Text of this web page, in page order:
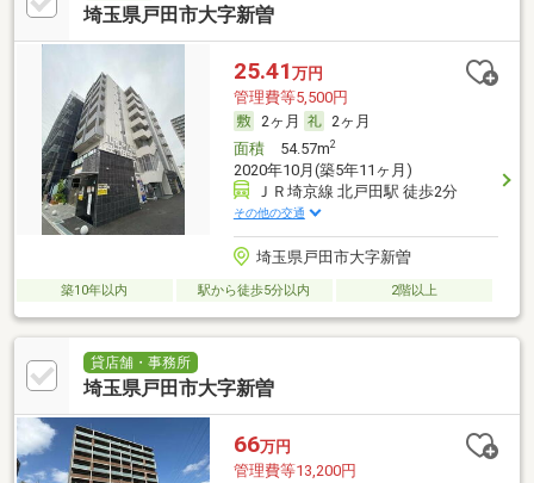
埼玉県戸田市大字新曽
25.41 万円
管理費等5,500円
2ヶ月
2ヶ月
面積54.57m2
2020年10月(築5年11ヶ月)
ＪＲ埼京線 北戸田駅 徒歩2分
その他の交通
埼玉県戸田市大字新曽
築10年以内 駅から徒歩5分以内 2階以上
貸店舗・事務所
埼玉県戸田市大字新曽
66万円
管理費等13,200円